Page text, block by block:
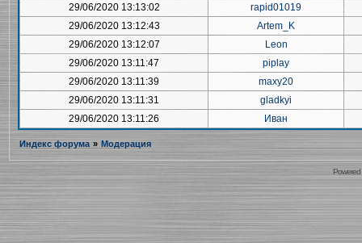
29/06/2020 13:13:02
rapid01019
29/06/2020 13:12:43
Artem_K
29/06/2020 13:12:07
Leon
29/06/2020 13:11:47
piplay
29/06/2020 13:11:39
maxy20
29/06/2020 13:11:31
gladkyi
29/06/2020 13:11:26
Иван
Индекс форума » Модерация